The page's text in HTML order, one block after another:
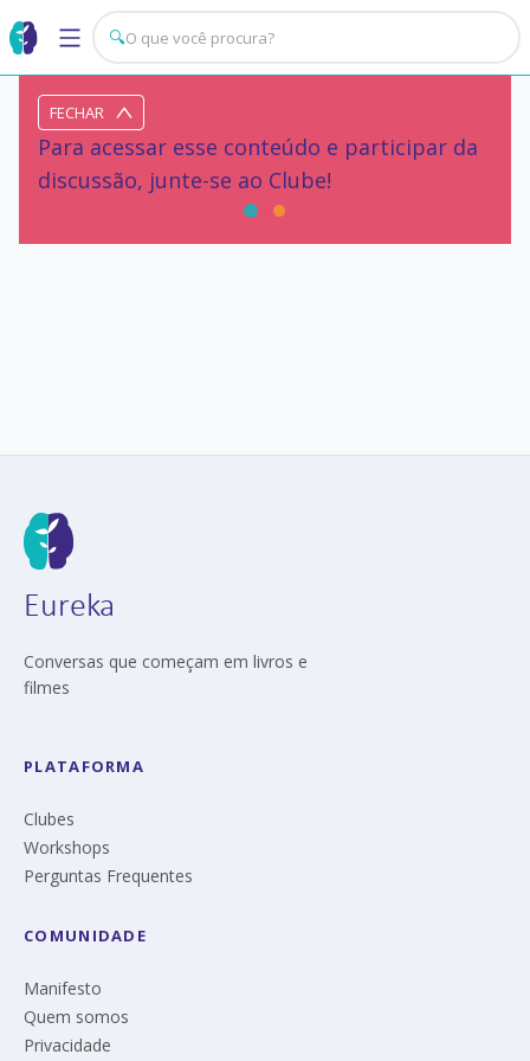
🔍
FECHAR
Para acessar esse conteúdo e participar da
discussão, junte-se ao Clube!
Eureka
Conversas que começam em livros e
filmes
PLATAFORMA
Clubes
Workshops
Perguntas Frequentes
COMUNIDADE
Manifesto
Quem somos
Privacidade